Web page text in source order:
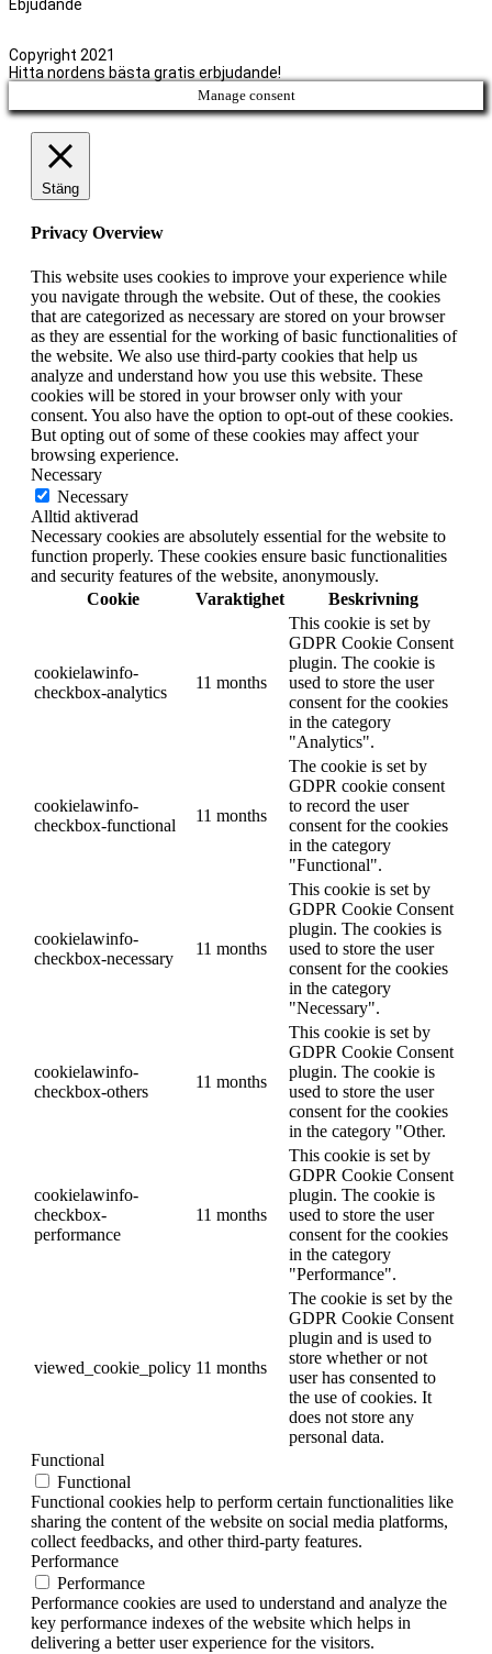
Ebjudande
Copyright 2021
Hitta nordens bästa gratis erbjudande!
Manage consent
Stäng
Privacy Overview
This website uses cookies to improve your experience while
you navigate through the website. Out of these, the cookies
that are categorized as necessary are stored on your browser
as they are essential for the working of basic functionalities of
the website. We also use third-party cookies that help us
analyze and understand how you use this website. These
cookies will be stored in your browser only with your
consent. You also have the option to opt-out of these cookies.
But opting out of some of these cookies may affect your
browsing experience.
Necessary
Necessary
Alltid aktiverad
Necessary cookies are absolutely essential for the website to
function properly. These cookies ensure basic functionalities
and security features of the website, anonymously.
Cookie
Varaktighet Beskrivning
cookielawinfo-
checkbox-analytics
11 months
This cookie is set by
GDPR Cookie Consent
plugin. The cookie is
used to store the user
consent for the cookies
in the category
"Analytics".
cookielawinfo-
checkbox-functional
11 months
The cookie is set by
GDPR cookie consent
to record the user
consent for the cookies
in the category
"Functional".
cookielawinfo-
checkbox-necessary
11 months
This cookie is set by
GDPR Cookie Consent
plugin. The cookies is
used to store the user
consent for the cookies
in the category
"Necessary".
cookielawinfo-
checkbox-others
11 months
This cookie is set by
GDPR Cookie Consent
plugin. The cookie is
used to store the user
consent for the cookies
in the category "Other.
cookielawinfo-
checkbox-
performance
11 months
This cookie is set by
GDPR Cookie Consent
plugin. The cookie is
used to store the user
consent for the cookies
in the category
"Performance".
viewed_cookie_policy 11 months
The cookie is set by the
GDPR Cookie Consent
plugin and is used to
store whether or not
user has consented to
the use of cookies. It
does not store any
personal data.
Functional
Functional
Functional cookies help to perform certain functionalities like
sharing the content of the website on social media platforms,
collect feedbacks, and other third-party features.
Performance
Performance
Performance cookies are used to understand and analyze the
key performance indexes of the website which helps in
delivering a better user experience for the visitors.